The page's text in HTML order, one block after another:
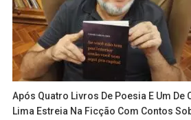
Após Quatro Livros De Poesia E Um De
Lima Estreia Na Ficção Com Contos